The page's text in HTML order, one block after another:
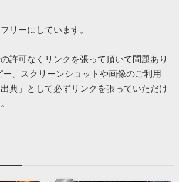
リーにしています。
許可なくリンクを張って頂いて問題あり
ー、スクリーンショットや画像のご利用
典」として必ずリンクを張っていただけ